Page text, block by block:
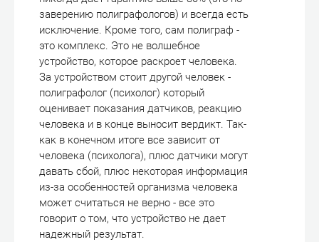
заверению полиграфологов) и всегда есть
исключение. Кроме того, сам полиграф -
это комплекс. Это не волшебное
устройство, которое раскроет человека.
За устройством стоит другой человек -
полиграфолог (психолог) который
оценивает показания датчиков, реакцию
человека и в конце выносит вердикт. Так-
как в конечном итоге все зависит от
человека (психолога), плюс датчики могут
давать сбой, плюс некоторая информация
из-за особенностей организма человека
может считаться не верно - все это
говорит о том, что устройство не дает
надежный результат.